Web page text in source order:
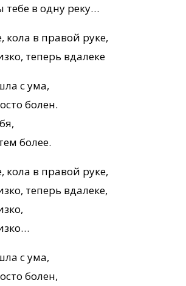
в одну реку…
кола в правой руке,
теперь вдалеке
с ума,
болен.
более.
кола в правой руке,
теперь вдалеке,
с ума,
болен,